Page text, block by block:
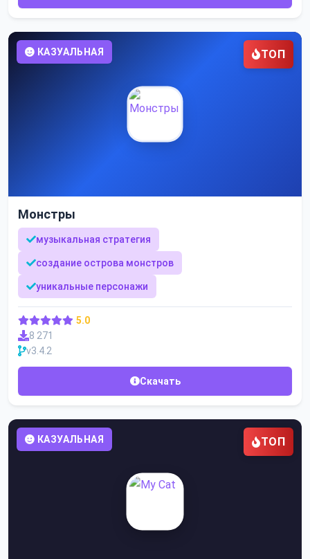
КАЗУАЛЬНАЯ ТОП
Монстры
музыкальная стратегия
создание острова монстров
уникальные персонажи
5.0
8 271
v3.4.2
Скачать
КАЗУАЛЬНАЯ ТОП